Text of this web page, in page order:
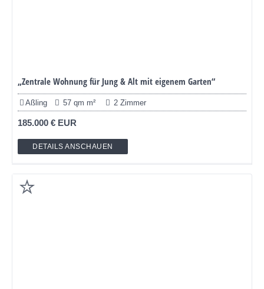
„Zentrale Wohnung für Jung & Alt mit eigenem Garten“
Aßling 57 qm m² 2 Zimmer
185.000 € EUR
DETAILS ANSCHAUEN